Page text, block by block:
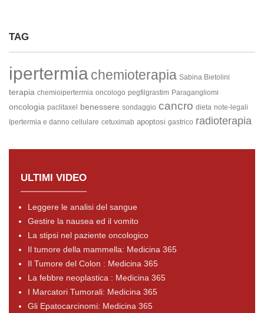
TAG
ipertermiachemioterapia Sabina Bietolini
terapia chemioipertermia oncologo pegfilgrastim Paragangliomi
oncologia paclitaxel benessere sondaggio cancro dieta note-legali
Ipertermia e danno cellulare cetuximab apoptosi gastrico radioterapia
ULTIMI VIDEO
Leggere le analisi del sangue
Gestire la nausea ed il vomito
La stipsi nel paziente oncologico
Il tumore della mammella: Medicina 365
Il Tumore del Colon : Medicina 365
La febbre neoplastica : Medicina 365
I Marcatori Tumorali: Medicina 365
Gli Epatocarcinomi: Medicina 365